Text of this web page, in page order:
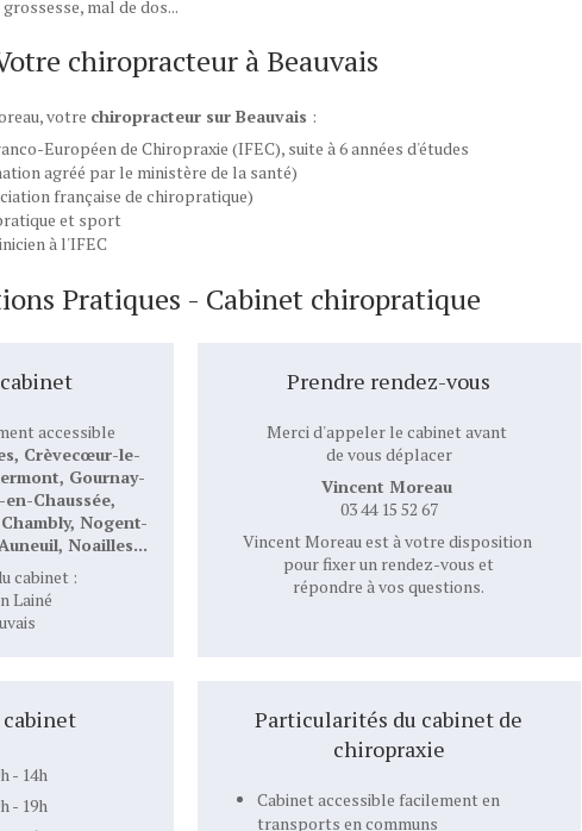
mal de dos...
chiropracteur à Beauvais
votre chiropracteur sur Beauvais :
Européen de Chiropraxie (IFEC), suite à 6 années d'études
agréé par le ministère de la santé)
française de chiropratique)
et sport
à l'IFEC
Pratiques - Cabinet chiropratique
accessible
Crèvecœur-le-
Gournay-
Chaussée,
Nogent-
Noailles...
cabinet :
Lainé
Prendre rendez-vous
Merci d'appeler le cabinet avant
de vous déplacer
Vincent Moreau
03 44 15 52 67
Vincent Moreau est à votre disposition
pour fixer un rendez-vous et
répondre à vos questions.
- 14h
- 19h
Particularités du cabinet de
chiropraxie
Cabinet accessible facilement en
transports en communs